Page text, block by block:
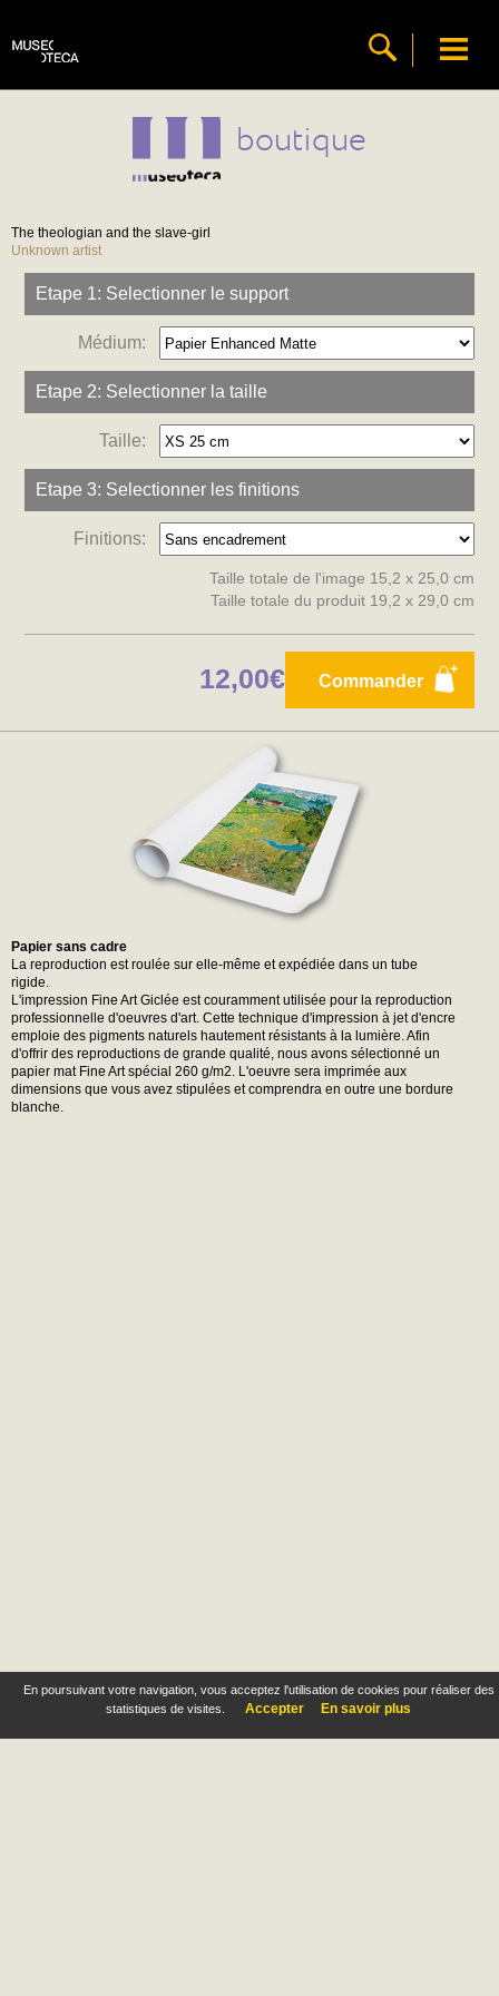
En poursuivant votre navigation, vous acceptez l'utilisation de cookies pour réaliser des
statistiques de visites.
Accepter En savoir plus
boutique
The theologian and the slave-girl
Unknown artist
Etape 1: Selectionner le support
Médium:
Etape 2: Selectionner la taille
Taille:
Etape 3: Selectionner les finitions
Finitions:
Taille totale de l'image 15,2 x 25,0 cm
Taille totale du produit 19,2 x 29,0 cm
Commander
12,00€
Papier sans cadre
La reproduction est roulée sur elle-même et expédiée dans un tube
rigide.
L'impression Fine Art Giclée est couramment utilisée pour la reproduction
professionnelle d'oeuvres d'art. Cette technique d'impression à jet d'encre
emploie des pigments naturels hautement résistants à la lumière. Afin
d'offrir des reproductions de grande qualité, nous avons sélectionné un
papier mat Fine Art spécial 260 g/m2. L'oeuvre sera imprimée aux
dimensions que vous avez stipulées et comprendra en outre une bordure
blanche.